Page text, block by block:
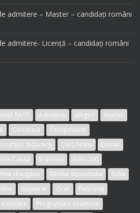
admitere – Master – candidați români
admitere- Licență – candidați români
RATP Admitere alegeri
Alumni
Cercetare
Competențe
didactice Curs Festiv
Decan
Causa Erasmus
Euro 200
Fise discipline Ghidul studentului
Italia
Masterat Orar
Pelerinaj
Programare examene